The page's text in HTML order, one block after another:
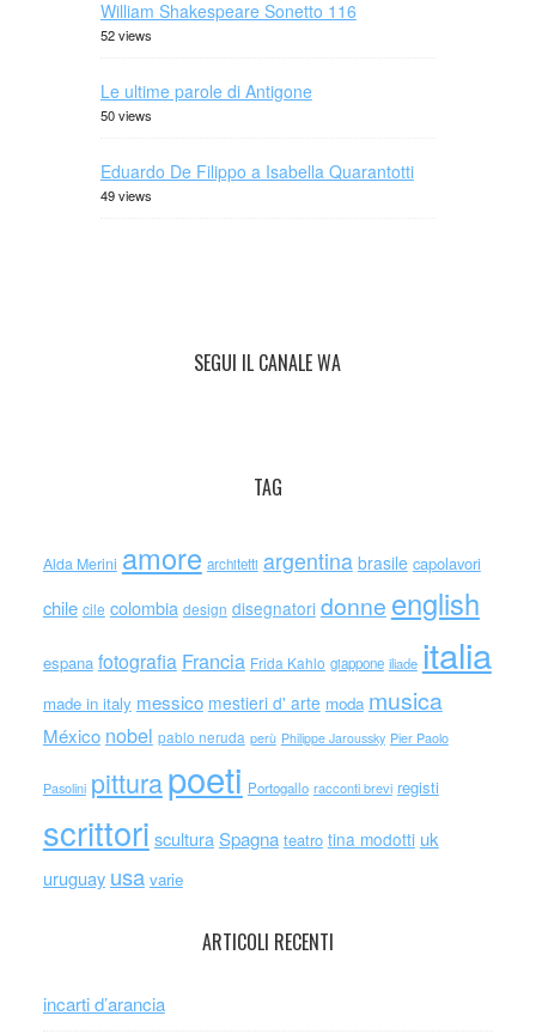
William Shakespeare Sonetto 116
52 views
Le ultime parole di Antigone
50 views
Eduardo De Filippo a Isabella Quarantotti
49 views
SEGUI IL CANALE WA
TAG
Alda Merini amore architetti argentina brasile capolavori
chile cile colombia design disegnatori donne english
espana fotografia Francia Frida Kahlo giappone iliade italia
made in italy messico mestieri d' arte moda musica
México nobel pablo neruda perù Philippe Jaroussky Pier Paolo
Pasolini pitturapoeti Portogallo racconti brevi registi
scrittori scultura Spagna teatro tina modotti uk
uruguay usa varie
ARTICOLI RECENTI
incarti d’arancia